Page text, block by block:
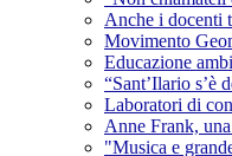
Anche i docenti
Movimento
Educazione
“Sant’Ilario s’è
Laboratori di
Anne Frank,
"Musica e